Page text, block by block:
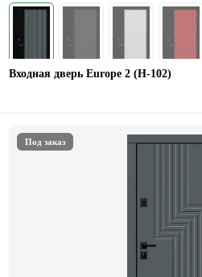
Входная дверь Europe 2 (Н-102)
Под заказ